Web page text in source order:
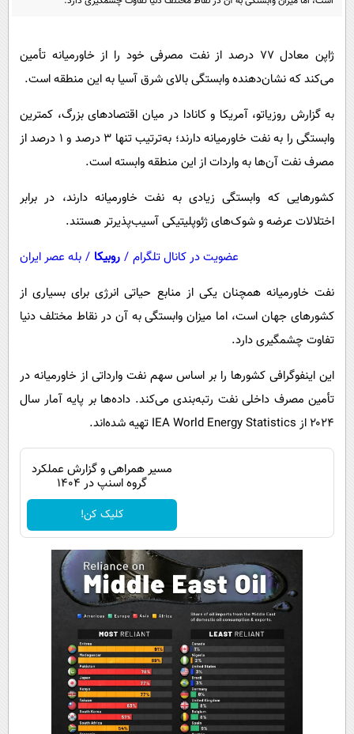
سرگرمی
گوناگون
محیط زیست
سیاست خارجی
پیامک
آشپزی
ژاپن معادل ۷۷ درصد از نفت مصرفی خود را از خاورمیانه تأمین
می‌کند که نشان‌دهنده وابستگی بالای شرق آسیا به این منطقه است.
به گزارش روزیاتو، آمریکا و کانادا در میان اقتصادهای بزرگ، کمترین
وابستگی را به نفت خاورمیانه دارند؛ به‌ترتیب تنها ۳ درصد و ۱ درصد از
مصرف نفت آن‌ها به واردات از این منطقه وابسته است.
کشورهایی که وابستگی زیادی به نفت خاورمیانه دارند، در برابر
اختلالات عرضه و شوک‌های ژئوپلیتیکی آسیب‌پذیرتر هستند.
عضویت در کانال تلگرام / روبیکا / بله عصر ایران
نفت خاورمیانه همچنان یکی از منابع حیاتی انرژی برای بسیاری از
کشورهای جهان است، اما میزان وابستگی به آن در نقاط مختلف دنیا
تفاوت چشمگیری دارد.
این اینفوگرافی کشورها را بر اساس سهم نفت وارداتی از خاورمیانه در
تأمین مصرف داخلی نفت رتبه‌بندی می‌کند. داده‌ها بر پایه آمار سال
۲۰۲۴ از IEA World Energy Statistics تهیه شده‌اند.
مسیر همراهی و گزارش عملکرد
گروه اسنپ در ۱۴۰۴
کلیک کن!